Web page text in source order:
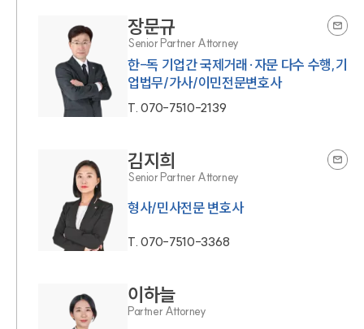
장문규
Senior Partner Attorney
한-독 기업간 국제거래·자문 다수 수행,기
업법무/가사/이민전문변호사
T.070-7510-2139
김지희
Senior Partner Attorney
형사/민사전문 변호사
T.070-7510-3368
이하늘
Partner Attorney